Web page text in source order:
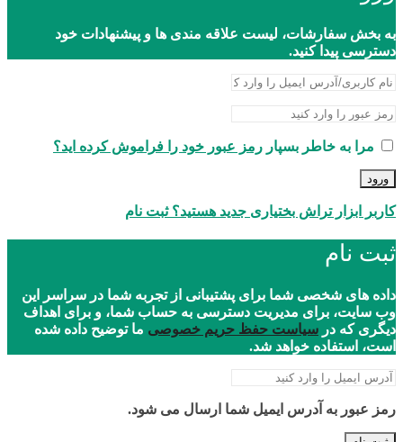
به بخش سفارشات، لیست علاقه مندی ها و پیشنهادات خود
دسترسی پیدا کنید.
مرا به خاطر بسپار رمز عبور خود را فراموش کرده اید؟
ورود
کاربر ابزار تراش بختیاری جدید هستید؟ ثبت نام
ثبت نام
داده های شخصی شما برای پشتیبانی از تجربه شما در سراسر این
وب سایت، برای مدیریت دسترسی به حساب شما، و برای اهداف
دیگری که در سیاست حفظ حریم خصوصی ما توضیح داده شده
است، استفاده خواهد شد.
رمز عبور به آدرس ایمیل شما ارسال می شود.